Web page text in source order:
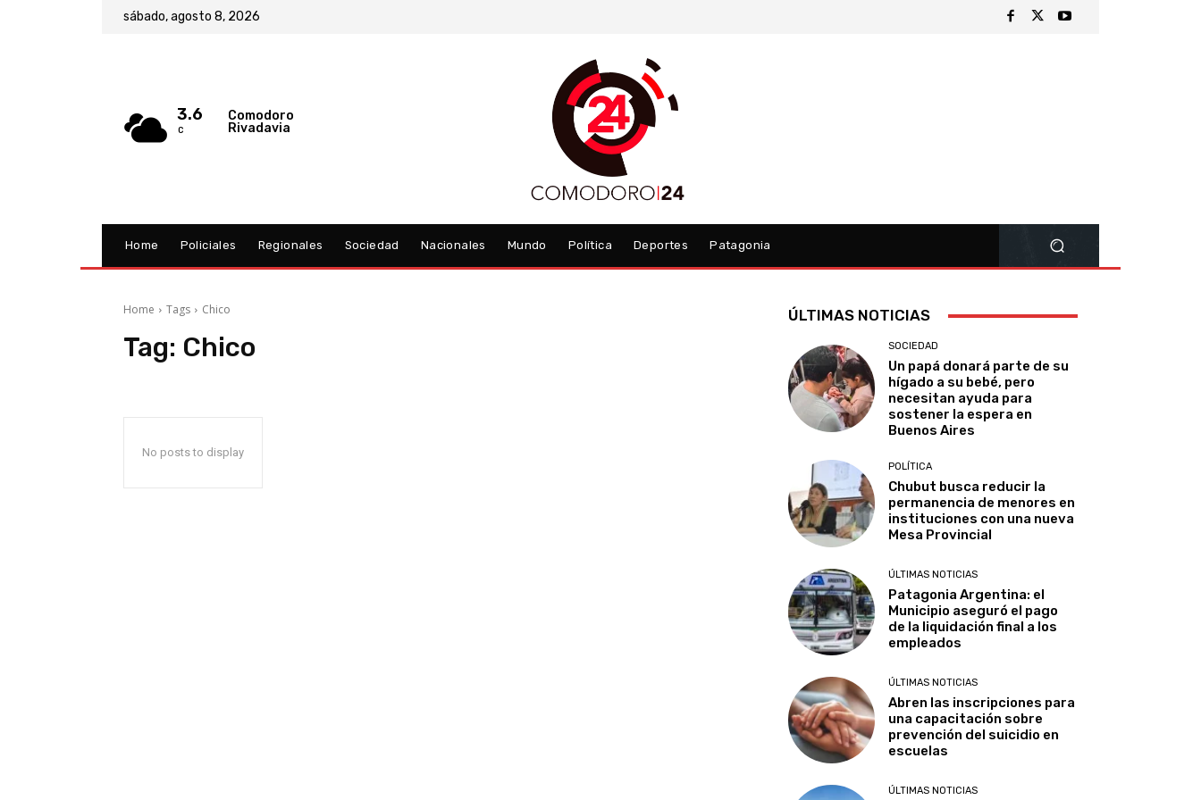
sábado, agosto 8, 2026
3.6
C
Comodoro
Rivadavia
Home Policiales Regionales Sociedad Nacionales Mundo Política Deportes Patagonia
Home Tags Chico
Tag: Chico
No posts to display
ÚLTIMAS NOTICIAS
SOCIEDAD
Un papá donará parte de su
hígado a su bebé, pero
necesitan ayuda para
sostener la espera en
Buenos Aires
POLÍTICA
Chubut busca reducir la
permanencia de menores en
instituciones con una nueva
Mesa Provincial
ÚLTIMAS NOTICIAS
Patagonia Argentina: el
Municipio aseguró el pago
de la liquidación final a los
empleados
ÚLTIMAS NOTICIAS
Abren las inscripciones para
una capacitación sobre
prevención del suicidio en
escuelas
ÚLTIMAS NOTICIAS